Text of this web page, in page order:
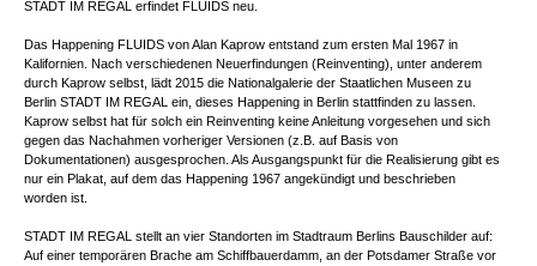
STADT IM REGAL erfindet FLUIDS neu.
Das Happening FLUIDS von Alan Kaprow entstand zum ersten Mal 1967 in
Kalifornien. Nach verschiedenen Neuerfindungen (Reinventing), unter anderem
durch Kaprow selbst, lädt 2015 die Nationalgalerie der Staatlichen Museen zu
Berlin STADT IM REGAL ein, dieses Happening in Berlin stattfinden zu lassen.
Kaprow selbst hat für solch ein Reinventing keine Anleitung vorgesehen und sich
gegen das Nachahmen vorheriger Versionen (z.B. auf Basis von
Dokumentationen) ausgesprochen. Als Ausgangspunkt für die Realisierung gibt es
nur ein Plakat, auf dem das Happening 1967 angekündigt und beschrieben
worden ist.
STADT IM REGAL stellt an vier Standorten im Stadtraum Berlins Bauschilder auf:
Auf einer temporären Brache am Schiffbauerdamm, an der Potsdamer Straße vor